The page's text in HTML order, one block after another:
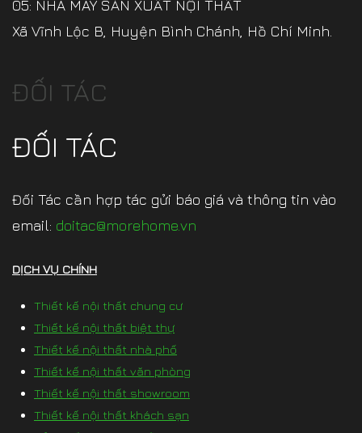
05: NHÀ MÁY SẢN XUẤT NỘI THẤT
Xã Vĩnh Lộc B, Huyện Bình Chánh, Hồ Chí Minh.
ĐỐI TÁC
ĐỐI TÁC
Đối Tác cần hợp tác gửi báo giá và thông tin vào
email: doitac@morehome.vn
DỊCH VỤ CHÍNH
Thiết kế nội thất chung cư
Thiết kế nội thất biệt thự
Thiết kế nội thất nhà phố
Thiết kế nội thất văn phòng
Thiết kế nội thất showroom
Thiết kế nội thất khách sạn